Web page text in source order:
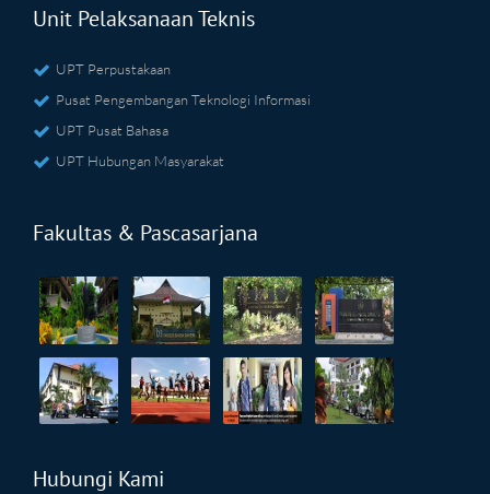
Unit Pelaksanaan Teknis
UPT Perpustakaan
Pusat Pengembangan Teknologi Informasi
UPT Pusat Bahasa
UPT Hubungan Masyarakat
Fakultas & Pascasarjana
Hubungi Kami